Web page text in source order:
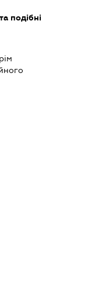
подібні